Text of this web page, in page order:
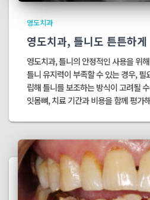
영도치과
영도치과, 틀니도 튼튼하게
영도치과, 틀니의 안정적인 사용을 위
틀니 유지력이 부족할 수 있는 경우,
립해 틀니를 보조하는 방식이 고려될
잇몸뼈, 치료 기간과 비용을 함께 평가